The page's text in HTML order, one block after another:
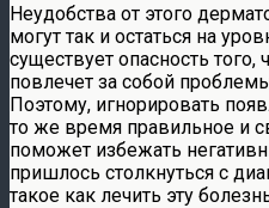
Неудобства от этого
могут так и остаться на
существует опасность
повлечет за собой
Поэтому, игнорировать
то же время правильное и
поможет избежать
пришлось столкнуться с
такое как лечить эту